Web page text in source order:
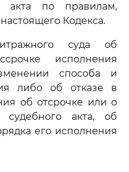
акта по правилам,
настоящего Кодекса.
суда об
исполнения
способа и
либо об отказе в
об отсрочке или о
судебного акта, об
его исполнения